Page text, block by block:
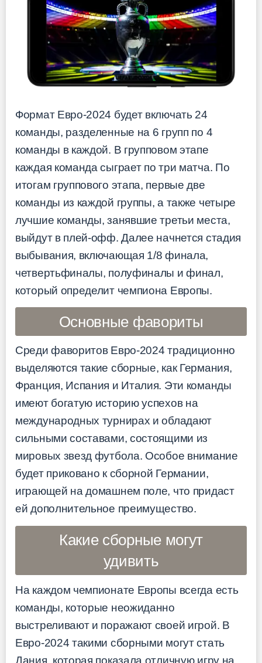
Формат Евро-2024 будет включать 24
команды, разделенные на 6 групп по 4
команды в каждой. В групповом этапе
каждая команда сыграет по три матча. По
итогам группового этапа, первые две
команды из каждой группы, а также четыре
лучшие команды, занявшие третьи места,
выйдут в плей-офф. Далее начнется стадия
выбывания, включающая 1/8 финала,
четвертьфиналы, полуфиналы и финал,
который определит чемпиона Европы.
Основные фавориты
Среди фаворитов Евро-2024 традиционно
выделяются такие сборные, как Германия,
Франция, Испания и Италия. Эти команды
имеют богатую историю успехов на
международных турнирах и обладают
сильными составами, состоящими из
мировых звезд футбола. Особое внимание
будет приковано к сборной Германии,
играющей на домашнем поле, что придаст
ей дополнительное преимущество.
Какие сборные могут
удивить
На каждом чемпионате Европы всегда есть
команды, которые неожиданно
выстреливают и поражают своей игрой. В
Евро-2024 такими сборными могут стать
Дания, которая показала отличную игру на